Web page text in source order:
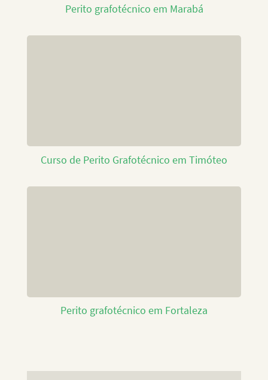
Perito grafotécnico em Marabá
Curso de Perito Grafotécnico em Timóteo
Perito grafotécnico em Fortaleza